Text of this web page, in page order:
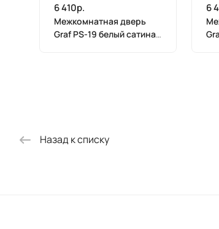
6 410р.
Межкомнатная дверь
Graf PS-19 белый сатинат
6
Назад к списку